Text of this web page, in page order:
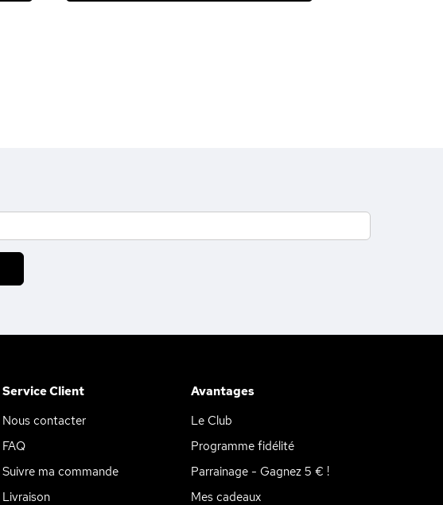
Service Client
Nous contacter
FAQ
Suivre ma commande
Livraison
Avantages
Le Club
Programme fidélité
Parrainage - Gagnez 5 € !
Mes cadeaux